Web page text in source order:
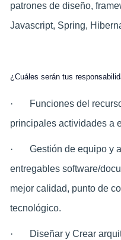
patrones de diseño,
Javascript, Spring,
¿Cuáles serán tus
·
Funciones del
principales actividades a
·
Gestión de equipo y
entregables software/
mejor calidad, punto de
tecnológico.
·
Diseñar y Crear